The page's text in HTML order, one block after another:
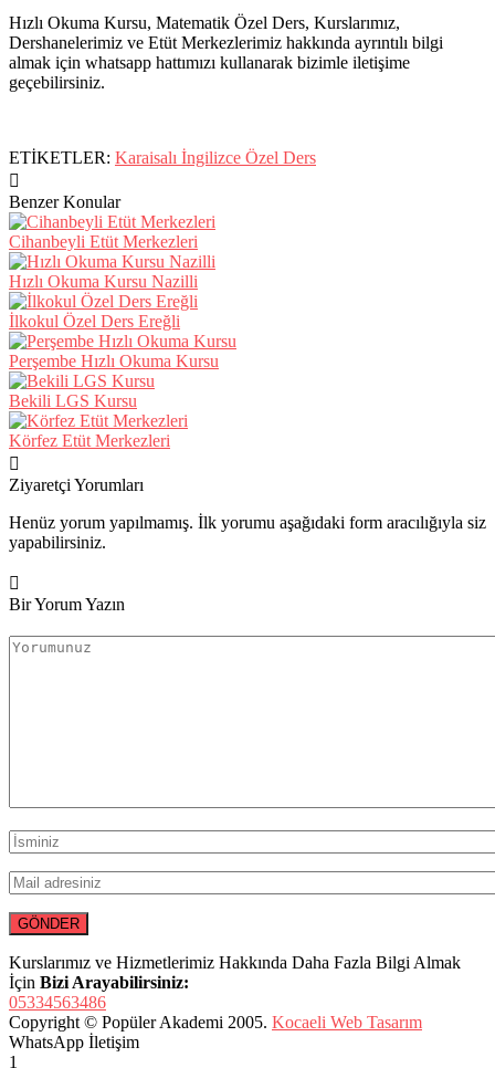
Hızlı Okuma Kursu, Matematik Özel Ders, Kurslarımız,
Dershanelerimiz ve Etüt Merkezlerimiz hakkında ayrıntılı bilgi
almak için whatsapp hattımızı kullanarak bizimle iletişime
geçebilirsiniz.
ETİKETLER: Karaisalı İngilizce Özel Ders
Benzer Konular
Cihanbeyli Etüt Merkezleri
Hızlı Okuma Kursu Nazilli
İlkokul Özel Ders Ereğli
Perşembe Hızlı Okuma Kursu
Bekili LGS Kursu
Körfez Etüt Merkezleri
Ziyaretçi Yorumları
Henüz yorum yapılmamış. İlk yorumu aşağıdaki form aracılığıyla siz
yapabilirsiniz.
Bir Yorum Yazın
Kurslarımız ve Hizmetlerimiz Hakkında Daha Fazla Bilgi Almak
İçin Bizi Arayabilirsiniz:
05334563486
Copyright © Popüler Akademi 2005. Kocaeli Web Tasarım
WhatsApp İletişim
1